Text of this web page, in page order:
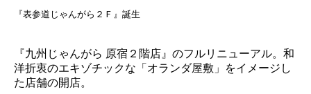
『表参道じゃんがら２Ｆ』誕生
『九州じゃんがら 原宿２階店』のフルリニューアル。和
洋折衷のエキゾチックな「オランダ屋敷」をイメージし
た店舗の開店。